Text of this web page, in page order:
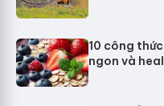
10 công
ngon và